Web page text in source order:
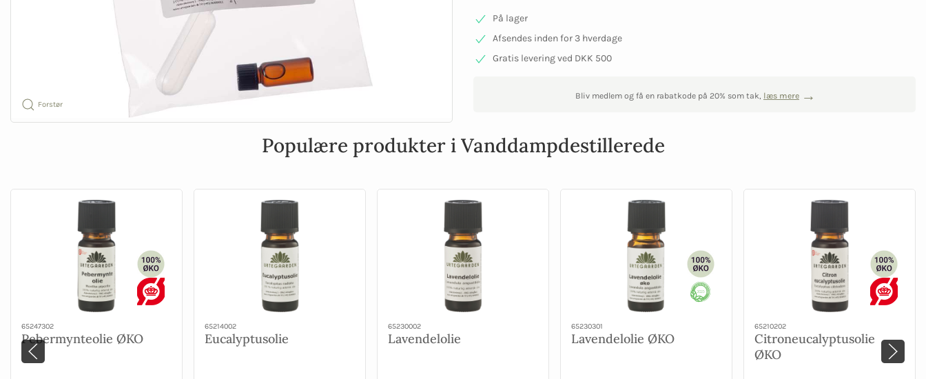
Forstør
På lager
Afsendes inden for 3 hverdage
Gratis levering ved DKK 500
Bliv medlem og få en rabatkode på 20% som tak, læs mere
Populære produkter i Vanddampdestillerede
65247302
Pebermynteolie ØKO
65214002
Eucalyptusolie
65230002
Lavendelolie
65230301
Lavendelolie ØKO
65210202
Citroneucalyptusolie
ØKO